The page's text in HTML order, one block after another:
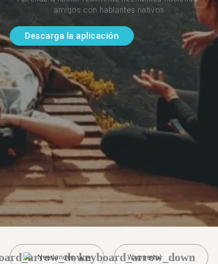
amigos con hablantes nativos
Descarga la aplicación
Neerlandés Wuppertal
keyboard_arrow_down